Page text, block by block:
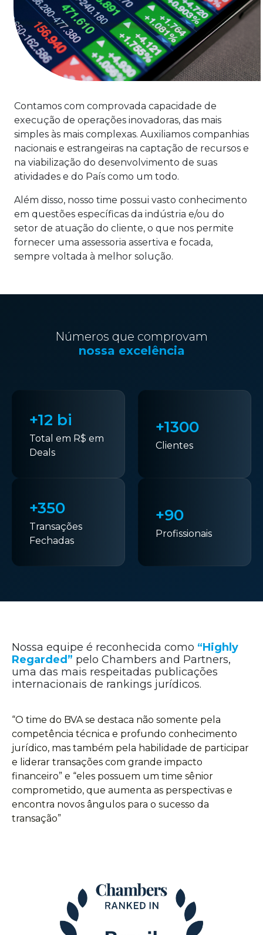
Contamos com comprovada capacidade de
execução de operações inovadoras, das mais
simples às mais complexas. Auxiliamos companhias
nacionais e estrangeiras na captação de recursos e
na viabilização do desenvolvimento de suas
atividades e do País como um todo.
Além disso, nosso time possui vasto conhecimento
em questões específicas da indústria e/ou do
setor de atuação do cliente, o que nos permite
fornecer uma assessoria assertiva e focada,
sempre voltada à melhor solução.
Números que comprovam
nossa excelência
+12 bi
Total em R$ em
Deals
+350
Transações
Fechadas
+1300
Clientes
+90
Profissionais
Nossa equipe é reconhecida como “Highly
Regarded” pelo Chambers and Partners,
uma das mais respeitadas publicações
internacionais de rankings jurídicos.
“O time do BVA se destaca não somente pela
competência técnica e profundo conhecimento
jurídico, mas também pela habilidade de participar
e liderar transações com grande impacto
financeiro” e “eles possuem um time sênior
comprometido, que aumenta as perspectivas e
encontra novos ângulos para o sucesso da
transação”